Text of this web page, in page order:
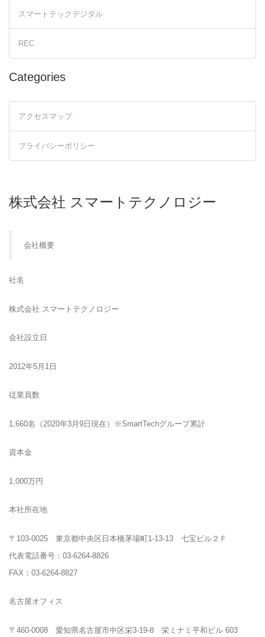
スマートテックデジタル
REC
Categories
アクセスマップ
プライバシーポリシー
株式会社 スマートテクノロジー
会社概要
社名
株式会社 スマートテクノロジー
会社設立日
2012年5月1日
従業員数
1,660名（2020年3月9日現在）※SmartTechグループ累計
資本金
1,000万円
本社所在地
〒103-0025 東京都中央区日本橋茅場町1-13-13 七宝ビル２Ｆ
代表電話番号：03-6264-8826
FAX：03-6264-8827
名古屋オフィス
〒460-0008 愛知県名古屋市中区栄3-19-8 栄ミナミ平和ビル 603